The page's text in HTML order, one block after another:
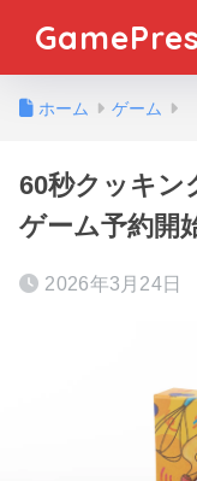
ホーム ゲーム
60秒クッキン
ゲーム予約開
2026年3月24日